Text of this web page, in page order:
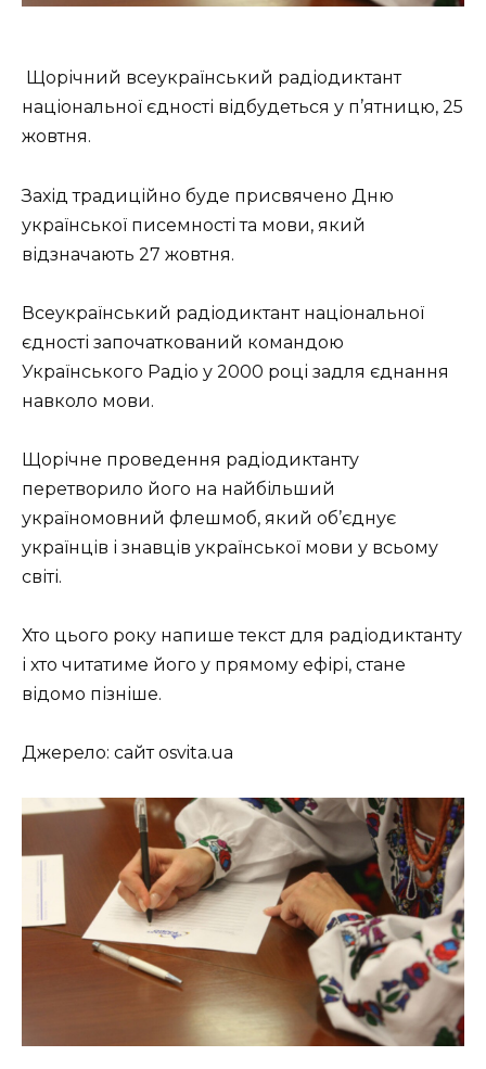
Щорічний всеукраїнський радіодиктант
національної єдності відбудеться у п’ятницю, 25
жовтня.
Захід традиційно буде присвячено Дню
української писемності та мови, який
відзначають 27 жовтня.
Всеукраїнський радіодиктант національної
єдності започаткований командою
Українського Радіо у 2000 році задля єднання
навколо мови.
Щорічне проведення радіодиктанту
перетворило його на найбільший
україномовний флешмоб, який об’єднує
українців і знавців української мови у всьому
світі.
Хто цього року напише текст для радіодиктанту
і хто читатиме його у прямому ефірі, стане
відомо пізніше.
Джерело: сайт osvita.ua